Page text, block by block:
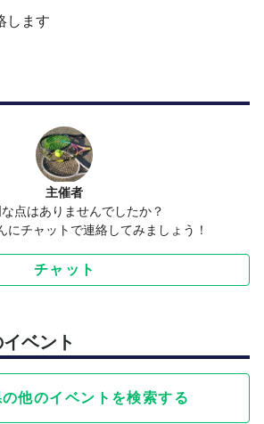
します
主催者
点はありませんでしたか？
にチャットで連絡してみましょう！
チャット
ベント
他のイベントを検索する